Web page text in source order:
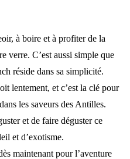
à boire et à profiter de la
verre. C’est aussi simple que
réside dans sa simplicité.
lentement, et c’est la clé pour
les saveurs des Antilles.
et de faire déguster ce
et d’exotisme.
maintenant pour l’aventure